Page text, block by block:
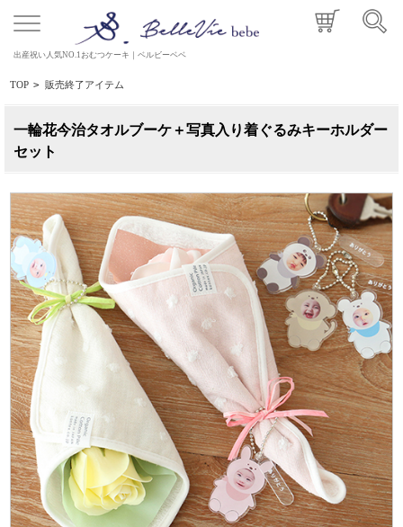
出産祝い人気NO.1おむつケーキ｜ベルビーベベ
TOP > 販売終了アイテム
一輪花今治タオルブーケ＋写真入り着ぐるみキーホルダー
セット